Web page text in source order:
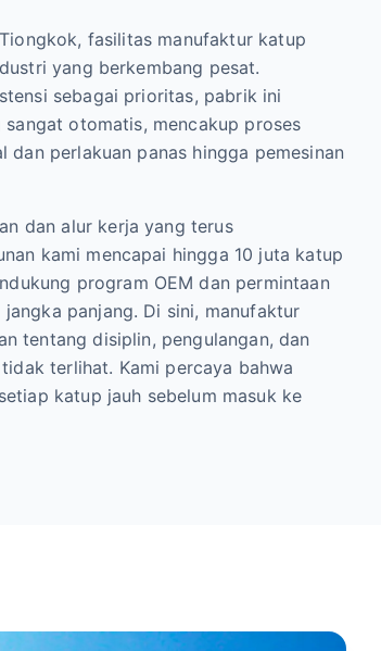
fasilitas manufaktur katup
yang berkembang pesat.
sebagai prioritas, pabrik ini
otomatis, mencakup proses
perlakuan panas hingga pemesinan
dan alur kerja yang terus
kami mencapai hingga 10 juta katup
program OEM dan permintaan
panjang. Di sini, manufaktur
tentang disiplin, pengulangan, dan
terlihat. Kami percaya bahwa
katup jauh sebelum masuk ke